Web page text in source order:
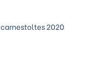
carnestoltes 2020